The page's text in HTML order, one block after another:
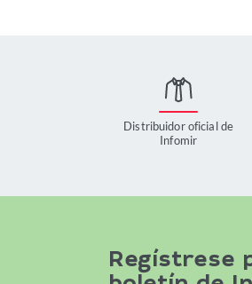
Distribuidor oficial de
Infomir
Regístrese